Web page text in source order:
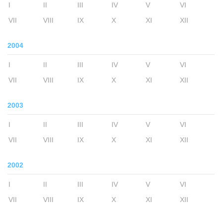
I II III IV V
VI
VII
VIII IX X XI XII
2004
I II III IV V
VI
VII
VIII IX X XI XII
2003
I II III IV V
VI
VII
VIII IX X XI XII
2002
I II III IV V
VI
VII
VIII IX X XI XII